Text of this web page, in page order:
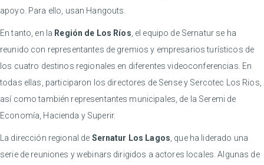
apoyo. Para ello, usan Hangouts.
En tanto, en la Región de Los Ríos , el equipo de Sernatur se ha
reunido con representantes de gremios y empresarios turísticos de
los cuatro destinos regionales en diferentes videoconferencias. En
todas ellas, participaron los directores de Sense y Sercotec Los Rios,
así como también representantes municipales, de la Seremi de
Economía, Hacienda y Superir.
La dirección regional de Sernatur Los Lagos , que ha liderado una
serie de reuniones y webinars dirigidos a actores locales. Algunas de